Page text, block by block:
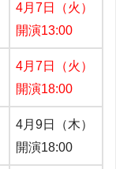
4月7日（火）
開演13:00
4月7日（火）
開演18:00
4月9日（木）
開演18:00